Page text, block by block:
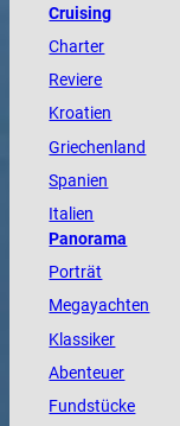
Cruising
Charter
Reviere
Kroatien
Griechenland
Spanien
Italien
Panorama
Porträt
Megayachten
Klassiker
Abenteuer
Fundstücke